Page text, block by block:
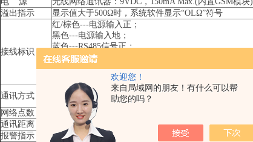
欢迎您！
来自局域网的朋友！有什么可以帮
助您的吗？
溢出指示
显示值大于500Ω时，系统软件显示“OLΩ”符号
接线标识
红/棕色---电源输入正；
黑色---电源输入地；
蓝色---RS485信号正；
灰色---RS485信号负；
白---屏蔽地；
(电源输入地与屏蔽地可以短路连接)
通讯方式
有线网络：RS232、RS485通信协议
无线网络：RS232、RS485、GSM通信协议
网络点数
无线网络：1～100个接地点，可扩展
通讯距离
无线网络：不限制
报警指示
有